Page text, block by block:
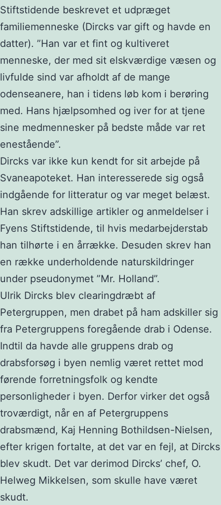
Stiftstidende beskrevet et udpræget
familiemenneske (Dircks var gift og havde en
datter). ”Han var et fint og kultiveret
menneske, der med sit elskværdige væsen og
livfulde sind var afholdt af de mange
odenseanere, han i tidens løb kom i berøring
med. Hans hjælpsomhed og iver for at tjene
sine medmennesker på bedste måde var ret
enestående”.
Dircks var ikke kun kendt for sit arbejde på
Svaneapoteket. Han interesserede sig også
indgående for litteratur og var meget belæst.
Han skrev adskillige artikler og anmeldelser i
Fyens Stiftstidende, til hvis medarbejderstab
han tilhørte i en årrække. Desuden skrev han
en række underholdende naturskildringer
under pseudonymet ”Mr. Holland”.
Ulrik Dircks blev clearingdræbt af
Petergruppen, men drabet på ham adskiller sig
fra Petergruppens foregående drab i Odense.
Indtil da havde alle gruppens drab og
drabsforsøg i byen nemlig været rettet mod
førende forretningsfolk og kendte
personligheder i byen. Derfor virker det også
troværdigt, når en af Petergruppens
drabsmænd, Kaj Henning Bothildsen-Nielsen,
efter krigen fortalte, at det var en fejl, at Dircks
blev skudt. Det var derimod Dircks’ chef, O.
Helweg Mikkelsen, som skulle have været
skudt.